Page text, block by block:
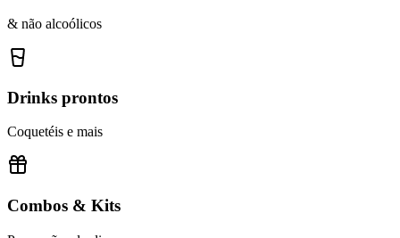
& não alcoólicos
Drinks prontos
Coquetéis e mais
Combos & Kits